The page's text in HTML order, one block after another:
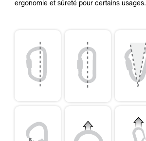
ergonomie et sûreté pour certains usages.